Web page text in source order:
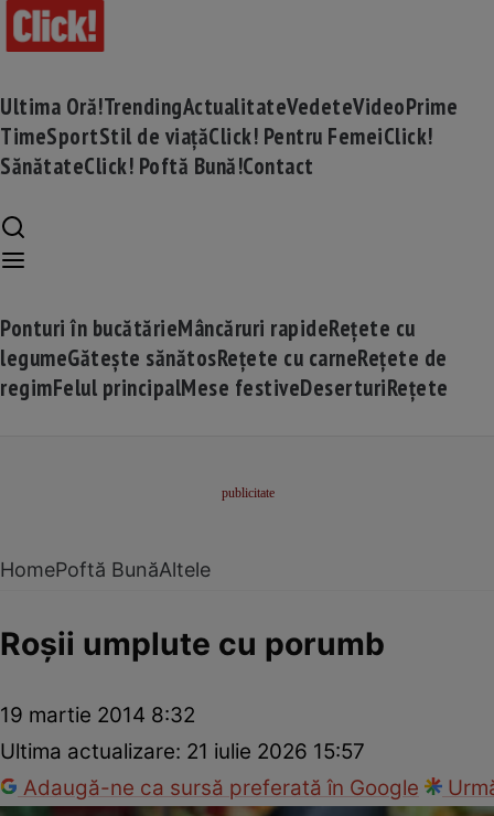
Ultima Oră!TrendingActualitateVedeteVideoPrime
TimeSportStil de viațăClick! Pentru FemeiClick!
SănătateClick! Poftă Bună!Contact
Ponturi în bucătărieMâncăruri rapideRețete cu
legumeGătește sănătosRețete cu carneRețete de
regimFelul principalMese festiveDeserturiRețete
HomePoftă BunăAltele
Roşii umplute cu porumb
19 martie 2014 8:32
Ultima actualizare: 21 iulie 2026 15:57
Adaugă-ne ca sursă preferată în Google